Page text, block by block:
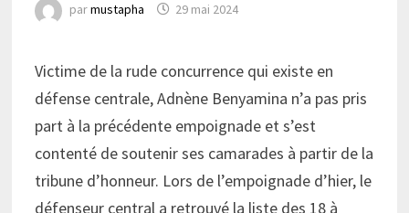
parmustapha 29 mai 2024
Victime de la rude concurrence qui existe en
défense centrale, Adnène Benyamina n’a pas pris
part à la précédente empoignade et s’est
contenté de soutenir ses camarades à partir de la
tribune d’honneur. Lors de l’empoignade d’hier, le
défenseur central a retrouvé la liste des 18 à